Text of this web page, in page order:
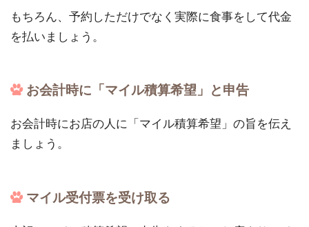
もちろん、予約しただけでなく実際に食事をして代金
を払いましょう。
お会計時に「マイル積算希望」と申告
お会計時にお店の人に「マイル積算希望」の旨を伝え
ましょう。
マイル受付票を受け取る